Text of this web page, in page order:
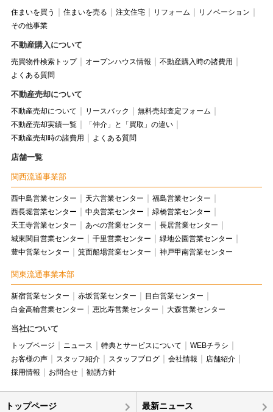
住まいを買う 住まいを売る 注文住宅 リフォーム
リノベーション
その他事業
不動産購入について
売買物件検索トップ オープンハウス情報
不動産購入時の諸費用
よくある質問
不動産売却について
不動産売却について リースバック
無料売却査定フォーム
不動産売却実績一覧
「仲介」と「買取」の違い
不動産売却時の諸費用
よくある質問
店舗一覧
関西流通事業部
西中島営業センター 天六営業センター
福島営業センター
西長堀営業センター
中央営業センター
緑橋営業センター
天王寺営業センター
あべの営業センター
長居営業センター
城東関目営業センター
千里営業センター
緑地公園営業センター
豊中営業センター
箕面船場営業センター 神戸甲南営業センター
関東流通事業本部
新宿営業センター 赤坂営業センター
目白営業センター
白金高輪営業センター
恵比寿営業センター 大森営業センター
当社について
トップページ ニュース 特典とサービスについて
WEBチラシ
お客様の声
スタッフ紹介 スタッフブログ 会社情報
店舗紹介
採用情報
お問合せ 勧誘方針
トップページ 最新ニュース